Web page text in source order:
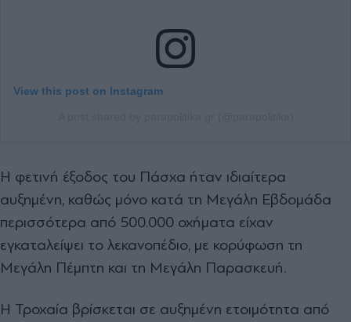
View this post on Instagram
Η φετινή έξοδος του Πάσχα ήταν ιδιαίτερα
αυξημένη, καθώς μόνο κατά τη Μεγάλη Εβδομάδα
περισσότερα από 500.000 οχήματα είχαν
εγκαταλείψει το λεκανοπέδιο, με κορύφωση τη
Μεγάλη Πέμπτη και τη Μεγάλη Παρασκευή.
Η Τροχαία βρίσκεται σε αυξημένη ετοιμότητα από